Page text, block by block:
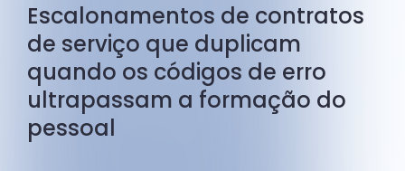
Escalonamentos de contratos
de serviço que duplicam
quando os códigos de erro
ultrapassam a formação do
pessoal